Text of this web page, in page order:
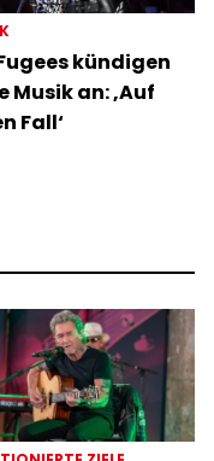
kündigen
Musik an: ‚Auf
Fall‘